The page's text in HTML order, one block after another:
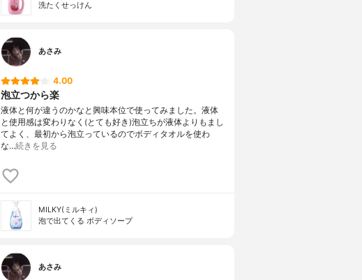
洗たくせっけん
あさみ
4.00
泡立つから楽
液体と何が違うのかなと興味本位で使ってみました。液体
と使用感は変わりなく(とても好き)泡立ちが液体よりもまし
てよく、最初から泡立っているのでボディタオルを使わ
な…続きを見る
MILKY(ミルキィ)
泡で出てくる ボディソープ
あさみ